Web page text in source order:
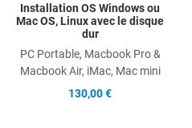
Installation OS Windows ou
Mac OS, Linux avec le disque
dur
PC Portable, Macbook Pro &
Macbook Air, iMac, Mac mini
130,00 €